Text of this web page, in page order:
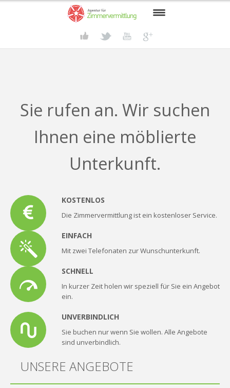
GRUPPENREISEN
Sie rufen an. Wir suchen
Ihnen eine möblierte
Unterkunft.
KOSTENLOS
Die Zimmervermittlung ist ein kostenloser Service.
EINFACH
Mit zwei Telefonaten zur Wunschunterkunft.
SCHNELL
In kurzer Zeit holen wir speziell für Sie ein Angebot
ein.
UNVERBINDLICH
Sie buchen nur wenn Sie wollen. Alle Angebote
sind unverbindlich.
UNSERE ANGEBOTE